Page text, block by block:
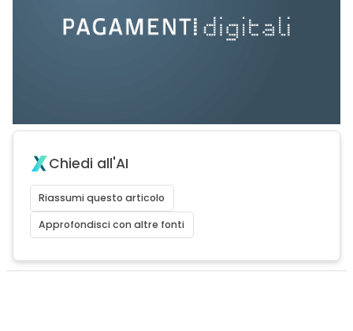
Chiedi all'AI
Riassumi questo articolo
Approfondisci con altre fonti